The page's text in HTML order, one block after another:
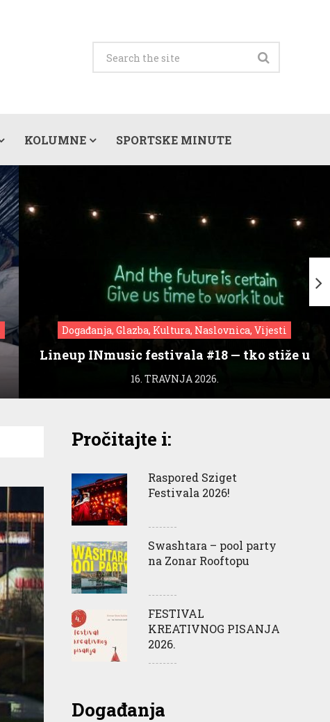
KOLUMNE SPORTSKE MINUTE
Događanja, Glazba, Kultura, Naslovnica, Vijesti
Lineup INmusic festivala #18 — tko stiže u
Zagreb?
16. TRAVNJA 2026.
Pročitajte i:
Raspored Sziget
Festivala 2026!
Swashtara – pool party
na Zonar Rooftopu
FESTIVAL
KREATIVNOG PISANJA
2026.
Događanja